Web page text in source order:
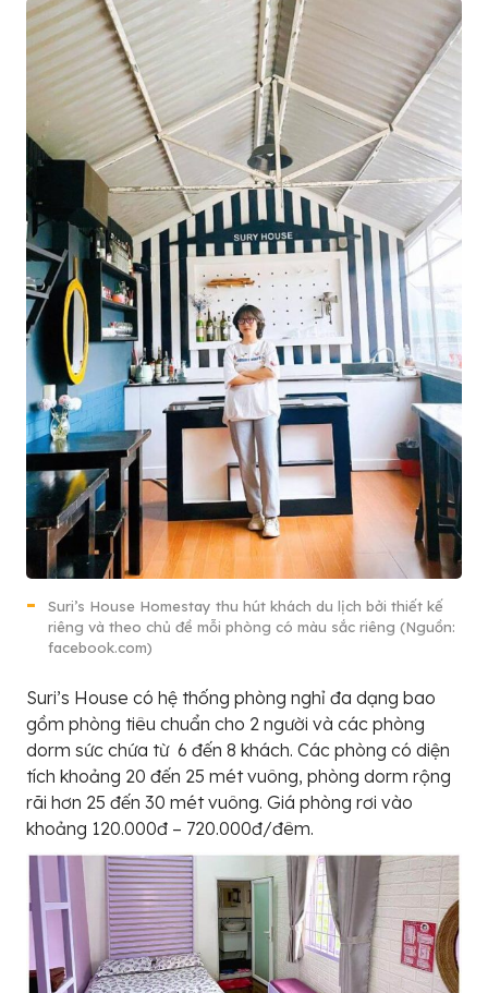
Suri’s House Homestay thu hút khách du lịch bởi thiết kế
riêng và theo chủ đề mỗi phòng có màu sắc riêng (Nguồn:
facebook.com)
Suri’s House có hệ thống phòng nghỉ đa dạng bao
gồm phòng tiêu chuẩn cho 2 người và các phòng
dorm sức chứa từ 6 đến 8 khách. Các phòng có diện
tích khoảng 20 đến 25 mét vuông, phòng dorm rộng
rãi hơn 25 đến 30 mét vuông. Giá phòng rơi vào
khoảng 120.000đ – 720.000đ/đêm.